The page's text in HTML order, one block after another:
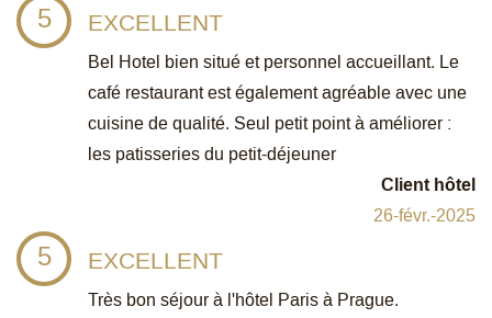
5 EXCELLENT
Bel Hotel bien situé et personnel accueillant. Le
café restaurant est également agréable avec une
cuisine de qualité. Seul petit point à améliorer :
les patisseries du petit-déjeuner
Client hôtel
26-févr.-2025
5 EXCELLENT
Très bon séjour à l'hôtel Paris à Prague.